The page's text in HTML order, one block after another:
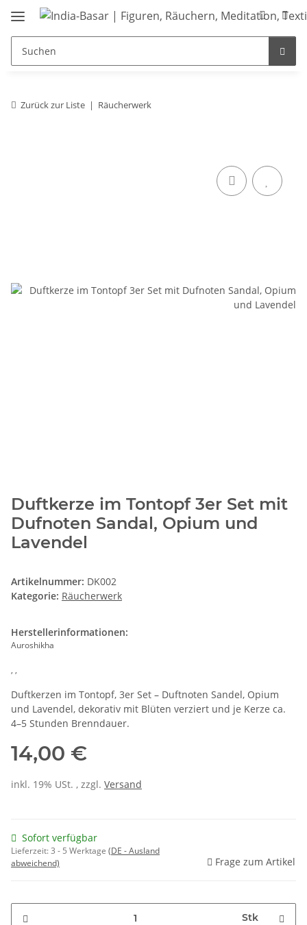
Zurück zur Liste Räucherwerk
Duftkerze im Tontopf 3er Set mit
Dufnoten Sandal, Opium und
Lavendel
Artikelnummer: DK002
Kategorie: Räucherwerk
Herstellerinformationen:
Auroshikha
, ,
Duftkerzen im Tontopf, 3er Set – Duftnoten Sandel, Opium
und Lavendel, dekorativ mit Blüten verziert und je Kerze ca.
4–5 Stunden Brenndauer.
14,00 €
inkl. 19% USt. , zzgl. Versand
Sofort verfügbar
Lieferzeit:3 - 5 Werktage (DE - Ausland
abweichend)
Frage zum Artikel
Stk